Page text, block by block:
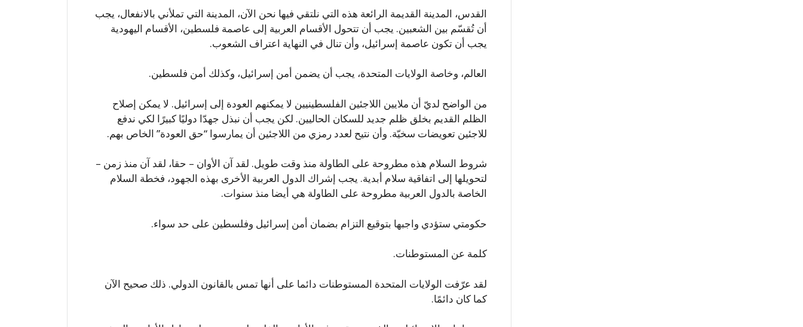
القدس، المدينة القديمة الرائعة هذه التي نلتقي فيها نحن الآن، المدينة التي تملأني بالانفعال، يجب
أن تُقسّم بين الشعبين. يجب أن تتحول الأقسام العربية إلى عاصمة فلسطين، الأقسام اليهودية
يجب أن تكون عاصمة إسرائيل، وأن تنال في النهاية اعتراف الشعوب.
العالم، وخاصة الولايات المتحدة، يجب أن يضمن أمن إسرائيل، وكذلك أمن فلسطين.
من الواضح لديّ أن ملايين اللاجئين الفلسطينيين لا يمكنهم العودة إلى إسرائيل. لا يمكن إصلاح
الظلم القديم بخلق ظلم جديد للسكان الحاليين. لكن يجب أن نبذل جهدّا دوليًا كبيرًا لكي ندفع
للاجئين تعويضات سخيّة. وأن نتيح لعدد رمزي من اللاجئين أن يمارسوا “حق العودة” الخاص بهم.
شروط السلام هذه مطروحة على الطاولة منذ وقت طويل. لقد آن الأوان – حقا، لقد آن منذ زمن –
لتحويلها إلى اتفاقية سلام أبدية. يجب إشراك الدول العربية الأخرى بهذه الجهود، فخطة السلام
الخاصة بالدول العربية مطروحة على الطاولة هي أيضا منذ سنوات.
حكومتي ستؤدي واجبها بتوقيع التزام بضمان أمن إسرائيل وفلسطين على حد سواء.
كلمة عن المستوطنات.
لقد عرّفت الولايات المتحدة المستوطنات دائما على أنها تمس بالقانون الدولي. ذلك صحيح الآن
كما كان دائمًا.